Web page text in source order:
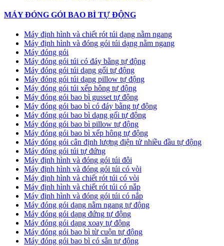
MÁY ĐÓNG GÓI BAO BÌ TỰ ĐỘNG
Máy định hình và chiết rót túi dạng nằm ngang
Máy định hình và đóng gói túi dạng nằm ngang
Máy đóng gói
Máy đóng gói túi có đáy bằng tự động
Máy đóng gói túi dạng gối tự động
Máy đóng gói túi dạng pillow tự động
Máy đóng gói túi xếp hông tự động
Máy đóng gói bao bì gusset tự động
Máy đóng gói bao bì có đáy bằng tự động
Máy đóng gói bao bì dạng gối tự động
Máy đóng gói bao bì pillow tự động
Máy đóng gói bao bì xếp hông tự động
Máy đóng gói cân định lượng điện tử nhiều đầu tự động
Máy đóng gói túi tự đứng
Máy định hình và đóng gói túi đôi
Máy định hình và đóng gói túi có vòi
Máy định hình và chiết rót túi có vòi
Máy định hình và chiết rót túi có nắp
Máy định hình và đóng gói túi có nắp
Máy đóng gói dạng nằm ngang tự động
Máy đóng gói dạng đứng tự động
Máy đóng gói dạng xoay tự động
Máy đóng gói bao bì từ cuộn tự động
Máy đóng gói bao bì có sẵn tự động